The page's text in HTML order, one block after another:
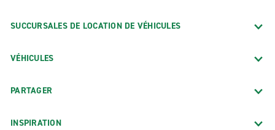
SUCCURSALES DE LOCATION DE VÉHICULES
VÉHICULES
PARTAGER
INSPIRATION